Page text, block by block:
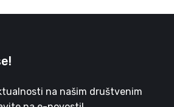
na našim društvenim